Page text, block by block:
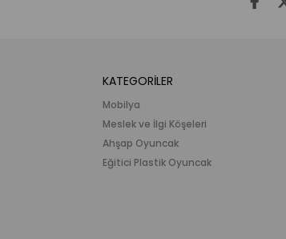
KATEGORİLER
Mobilya
Meslek ve İlgi Köşeleri
Ahşap Oyuncak
Eğitici Plastik Oyuncak